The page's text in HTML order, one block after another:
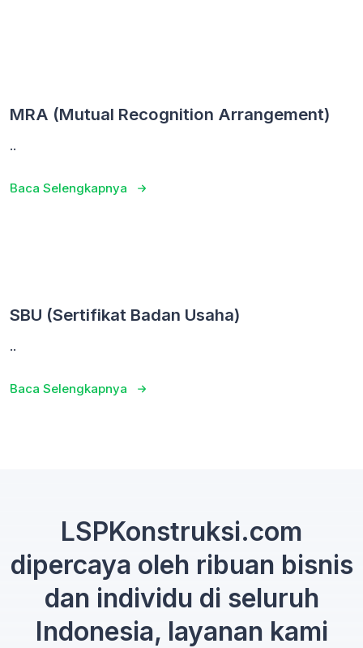
MRA (Mutual Recognition Arrangement)
..
Baca Selengkapnya
SBU (Sertifikat Badan Usaha)
..
Baca Selengkapnya
LSPKonstruksi.com
dipercaya oleh ribuan bisnis
dan individu di seluruh
Indonesia, layanan kami